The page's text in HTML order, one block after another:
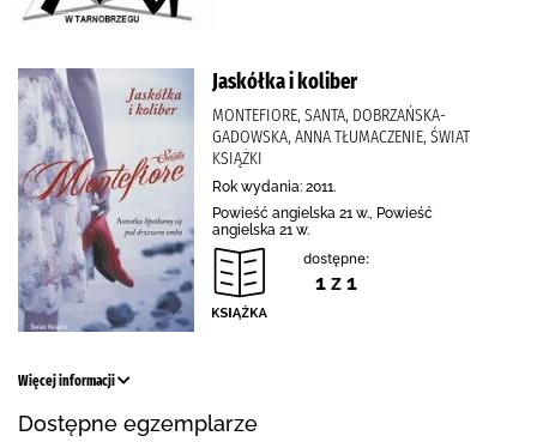
Jaskółka i koliber
MONTEFIORE, SANTA, DOBRZAŃSKA-
GADOWSKA, ANNA TŁUMACZENIE, ŚWIAT
KSIĄŻKI
Rok wydania: 2011.
Powieść angielska 21 w., Powieść
angielska 21 w.
dostępne:
1 z 1
Więcej informacji
Dostępne egzemplarze